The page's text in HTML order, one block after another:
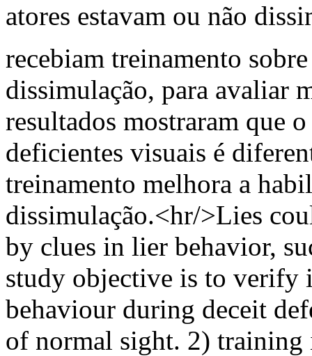
atores estavam ou não
recebiam treinamento
dissimulação, para avaliar
resultados mostraram que
deficientes visuais é
treinamento melhora a
dissimulação.<hr/>Lies
by clues in lier behavior,
study objective is to verify
behaviour during deceit
of normal sight. 2)